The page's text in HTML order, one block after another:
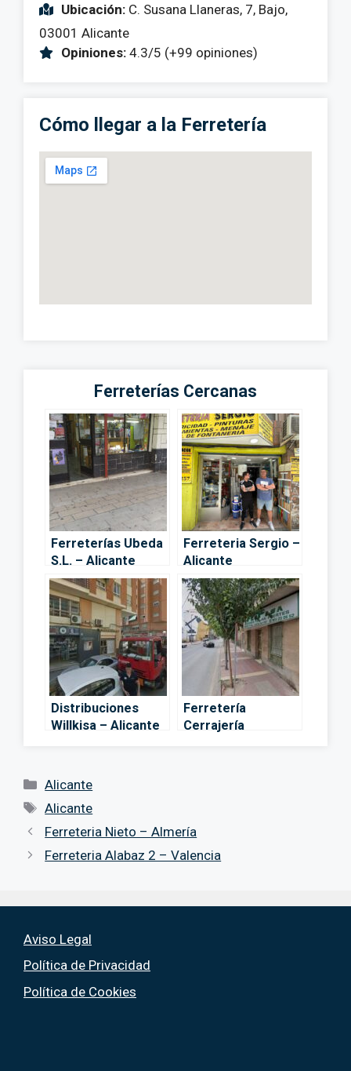
Ubicación: C. Susana Llaneras, 7, Bajo,
03001 Alicante
Opiniones: 4.3/5 (+99 opiniones)
Cómo llegar a la Ferretería
Ferreterías Cercanas
Ferreterías Ubeda
S.L. – Alicante
Ferreteria Sergio –
Alicante
Distribuciones
Willkisa – Alicante
Ferretería
Cerrajería
Categorías
Alicante
Etiquetas
Alicante
Ferreteria Nieto – Almería
Ferreteria Alabaz 2 – Valencia
Aviso Legal
Política de Privacidad
Política de Cookies